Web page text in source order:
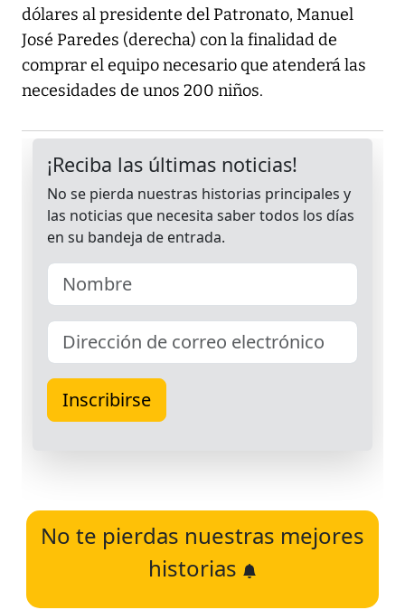
dólares al presidente del Patronato, Manuel
José Paredes (derecha) con la finalidad de
comprar el equipo necesario que atenderá las
necesidades de unos 200 niños.
No te pierdas nuestras mejores
historias